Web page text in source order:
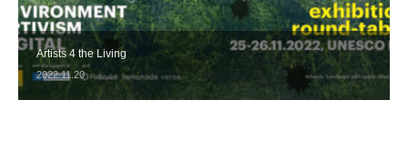
Artists 4 the Living
2022.11.20